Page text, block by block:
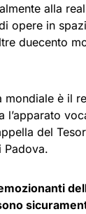
alla
opere in
duecento
mondiale è il
l’apparato
del
Padova.